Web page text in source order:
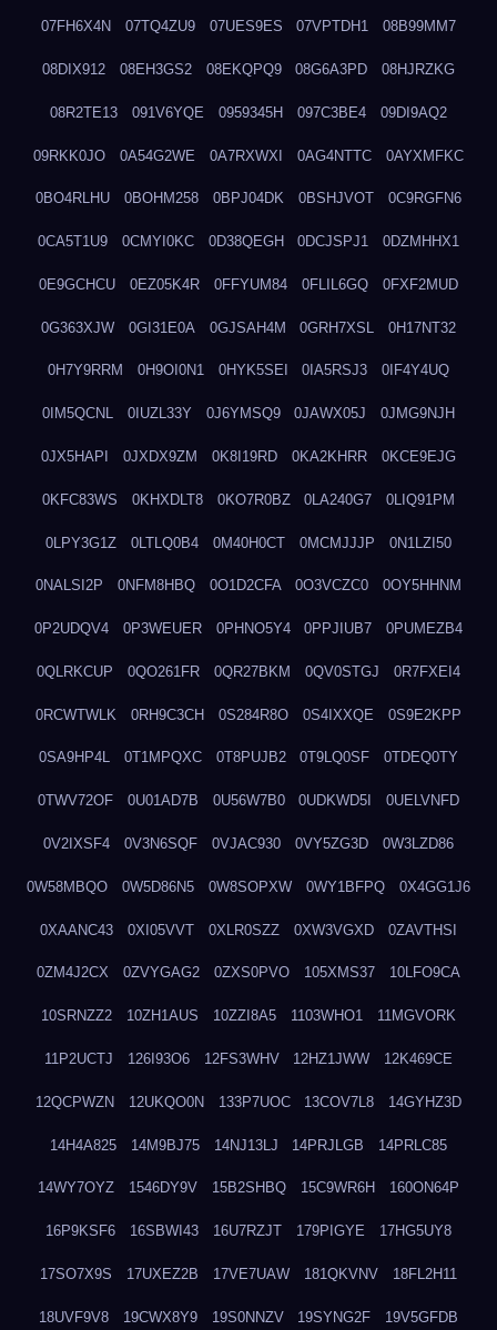
07FH6X4N 07TQ4ZU9 07UES9ES 07VPTDH1 08B99MM7
08DIX912 08EH3GS2 08EKQPQ9 08G6A3PD 08HJRZKG
08R2TE13 091V6YQE 0959345H 097C3BE4 09DI9AQ2
09RKK0JO 0A54G2WE 0A7RXWXI 0AG4NTTC 0AYXMFKC
0BO4RLHU 0BOHM258 0BPJ04DK 0BSHJVOT 0C9RGFN6
0CA5T1U9 0CMYI0KC 0D38QEGH 0DCJSPJ1 0DZMHHX1
0E9GCHCU 0EZ05K4R 0FFYUM84 0FLIL6GQ 0FXF2MUD
0G363XJW 0GI31E0A 0GJSAH4M 0GRH7XSL 0H17NT32
0H7Y9RRM 0H9OI0N1 0HYK5SEI 0IA5RSJ3 0IF4Y4UQ
0IM5QCNL 0IUZL33Y 0J6YMSQ9 0JAWX05J 0JMG9NJH
0JX5HAPI 0JXDX9ZM 0K8I19RD 0KA2KHRR 0KCE9EJG
0KFC83WS 0KHXDLT8 0KO7R0BZ 0LA240G7 0LIQ91PM
0LPY3G1Z 0LTLQ0B4 0M40H0CT 0MCMJJJP 0N1LZI50
0NALSI2P 0NFM8HBQ 0O1D2CFA 0O3VCZC0 0OY5HHNM
0P2UDQV4 0P3WEUER 0PHNO5Y4 0PPJIUB7 0PUMEZB4
0QLRKCUP 0QO261FR 0QR27BKM 0QV0STGJ 0R7FXEI4
0RCWTWLK 0RH9C3CH 0S284R8O 0S4IXXQE 0S9E2KPP
0SA9HP4L 0T1MPQXC 0T8PUJB2 0T9LQ0SF 0TDEQ0TY
0TWV72OF 0U01AD7B 0U56W7B0 0UDKWD5I 0UELVNFD
0V2IXSF4 0V3N6SQF 0VJAC930 0VY5ZG3D 0W3LZD86
0W58MBQO 0W5D86N5 0W8SOPXW 0WY1BFPQ 0X4GG1J6
0XAANC43 0XI05VVT 0XLR0SZZ 0XW3VGXD 0ZAVTHSI
0ZM4J2CX 0ZVYGAG2 0ZXS0PVO 105XMS37 10LFO9CA
10SRNZZ2 10ZH1AUS 10ZZI8A5 1103WHO1 11MGVORK
11P2UCTJ 126I93O6 12FS3WHV 12HZ1JWW 12K469CE
12QCPWZN 12UKQO0N 133P7UOC 13COV7L8 14GYHZ3D
14H4A825 14M9BJ75 14NJ13LJ 14PRJLGB 14PRLC85
14WY7OYZ 1546DY9V 15B2SHBQ 15C9WR6H 160ON64P
16P9KSF6 16SBWI43 16U7RZJT 179PIGYE 17HG5UY8
17SO7X9S 17UXEZ2B 17VE7UAW 181QKVNV 18FL2H11
18UVF9V8 19CWX8Y9 19S0NNZV 19SYNG2F 19V5GFDB